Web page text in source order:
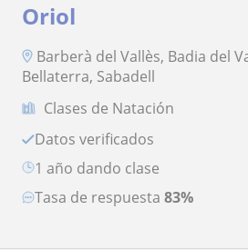
Oriol
Barberà del Vallès, Badia del
Bellaterra, Sabadell
Clases de Natación
Datos verificados
1 año dando clase
Tasa de respuesta 83%